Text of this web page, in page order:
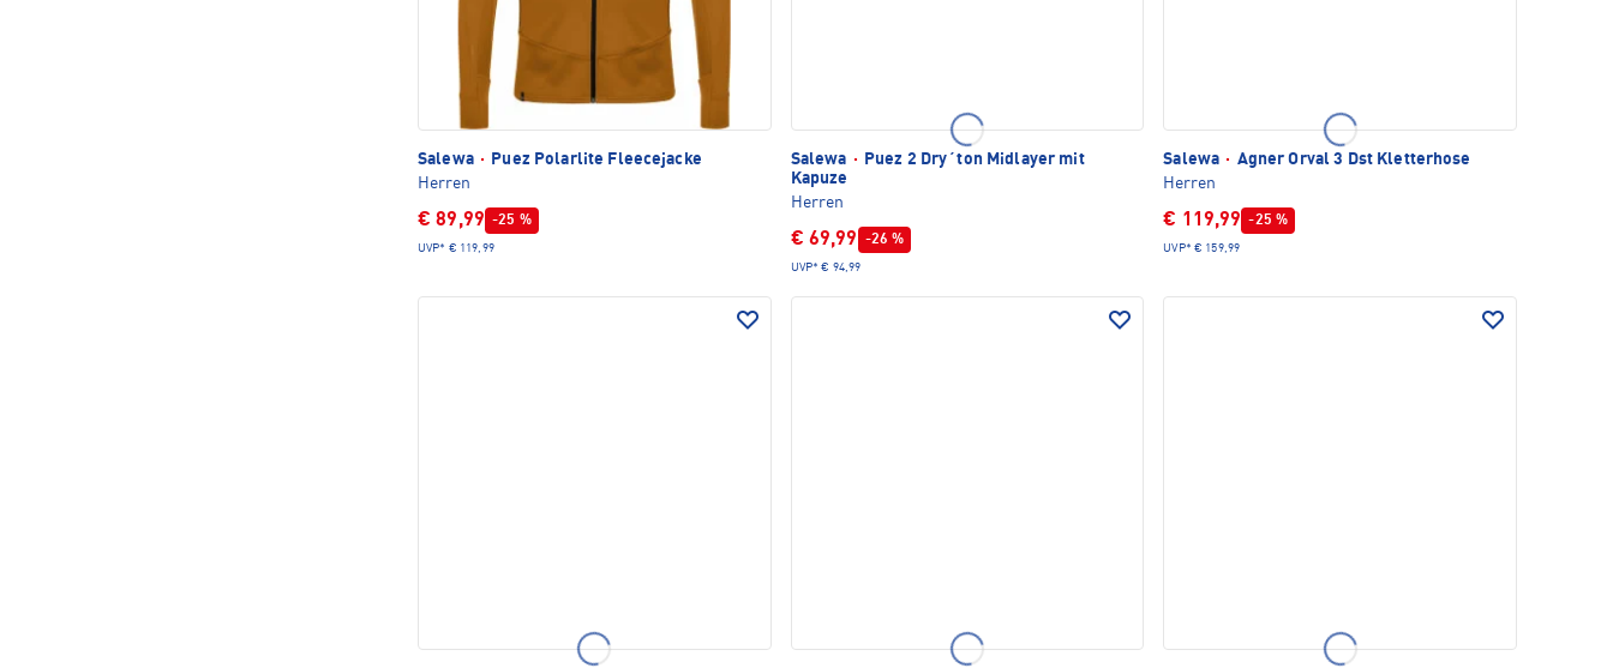
Salewa ·
Puez Polarlite Fleecejacke
Herren
€ 89,99 -25 %
UVP* € 119,99
Salewa ·
Puez 2 Dry´ton Midlayer mit
Kapuze
Herren
€ 69,99 -26 %
UVP* € 94,99
Salewa · Agner Orval 3 Dst Kletterhose
Herren
€ 119,99 -25 %
UVP* € 159,99